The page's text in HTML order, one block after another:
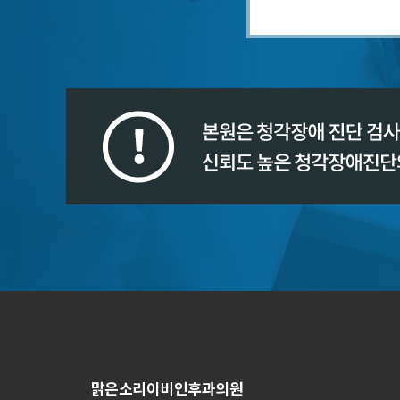
맑은소리이비인후과의원